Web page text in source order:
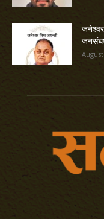
जनेश्वर